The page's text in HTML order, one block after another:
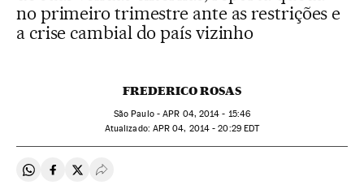
no primeiro trimestre ante as restrições e
a crise cambial do país vizinho
FREDERICO ROSAS
São Paulo -APR 04, 2014 - 15:46
atualizado: APR 04, 2014 - 20:29EDT
Compartir en Whatsapp
Compartir en Facebook
Compartir en Twitter
Desplegar Redes Sociales